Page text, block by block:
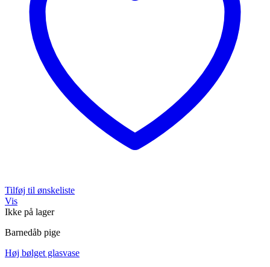
Tilføj til ønskeliste
Vis
Ikke på lager
Barnedåb pige
Høj bølget glasvase